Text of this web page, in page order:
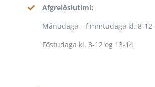
Afgreiðslutími:
Mánudaga – fimmtudaga kl. 8-12
Föstudaga kl. 8-12 og 13-14